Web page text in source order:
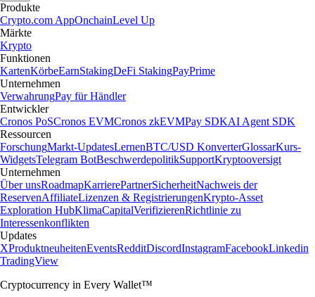
Produkte
Crypto.com AppOnchainLevel Up
Märkte
Krypto
Funktionen
KartenKörbeEarnStakingDeFi StakingPayPrime
Unternehmen
VerwahrungPay für Händler
Entwickler
Cronos PoSCronos EVMCronos zkEVMPay SDKAI Agent SDK
Ressourcen
ForschungMarkt-UpdatesLernenBTC/USD KonverterGlossarKurs-
WidgetsTelegram BotBeschwerdepolitikSupportKryptooversigt
Unternehmen
Über unsRoadmapKarrierePartnerSicherheitNachweis der
ReservenAffiliateLizenzen & RegistrierungenKrypto-Asset
Exploration HubKlimaCapitalVerifizierenRichtlinie zu
Interessenkonflikten
Updates
XProduktneuheitenEventsRedditDiscordInstagramFacebookLinkedin
TradingView
Cryptocurrency in Every Wallet™